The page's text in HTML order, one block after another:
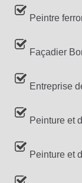
Peintre
Façadier
Entreprise
Peinture et
Peinture et